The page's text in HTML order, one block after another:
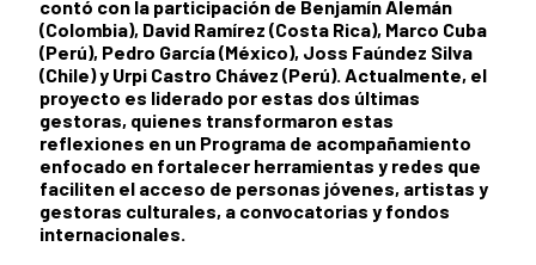
contó con la participación de Benjamín Alemán
(Colombia), David Ramírez (Costa Rica), Marco Cuba
(Perú), Pedro García (México), Joss Faúndez Silva
(Chile) y Urpi Castro Chávez (Perú). Actualmente, el
proyecto es liderado por estas dos últimas
gestoras, quienes transformaron estas
reflexiones en un Programa de acompañamiento
enfocado en fortalecer herramientas y redes que
faciliten el acceso de personas jóvenes, artistas y
gestoras culturales, a convocatorias y fondos
internacionales.